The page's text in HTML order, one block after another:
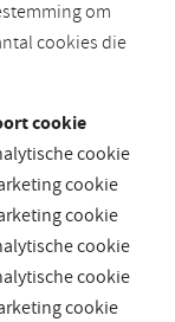
om
cookies die
cookie
cookie
cookie
cookie
cookie
cookie
cookie